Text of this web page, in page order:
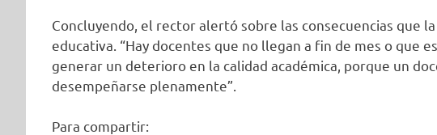
Concluyendo, el rector alertó sobre las consecuencias que
educativa. “Hay docentes que no llegan a fin de mes o que
generar un deterioro en la calidad académica, porque un
desempeñarse plenamente”.
Para compartir: